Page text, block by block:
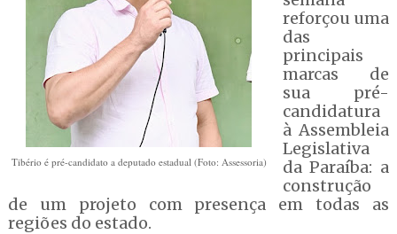
Tibério é pré-candidato a deputado estadual (Foto: Assessoria)
reforçou uma
das
principais
marcas de
sua pré-
candidatura
à Assembleia
Legislativa
da Paraíba: a
construção
de um projeto com presença em todas as
regiões do estado.